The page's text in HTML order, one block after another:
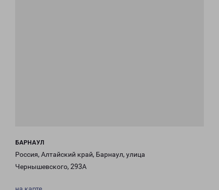
БАРНАУЛ
Россия, Алтайский край, Барнаул, улица
Чернышевского, 293А